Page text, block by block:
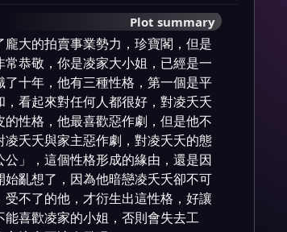
Plot summary
大的拍賣事業勢力，珍寶閣，但是
恭敬，你是凌家大小姐，已經是一
十年，他有三種性格，第一個是平
看起來對任何人都很好，對凌夭夭
性格，他最喜歡惡作劇，但是他不
夭夭與家主惡作劇，對凌夭夭的態
」，這個性格形成的緣由，還是因
亂想了，因為他暗戀凌夭夭卻不可
不了的他，才衍生出這性格，好讓
喜歡凌家的小姐，否則會失去工